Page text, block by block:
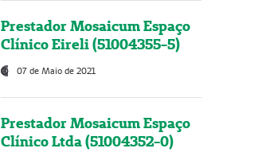
Prestador Mosaicum Espaço
Clínico Eireli (51004355-5)
07 de Maio de 2021
Prestador Mosaicum Espaço
Clínico Ltda (51004352-0)